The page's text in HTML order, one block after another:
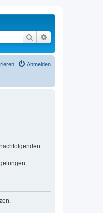
Suche
Anmelden